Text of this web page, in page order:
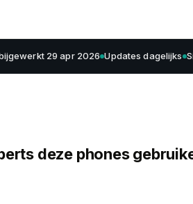
29 apr 2026 Updates dagelijks
deze phones